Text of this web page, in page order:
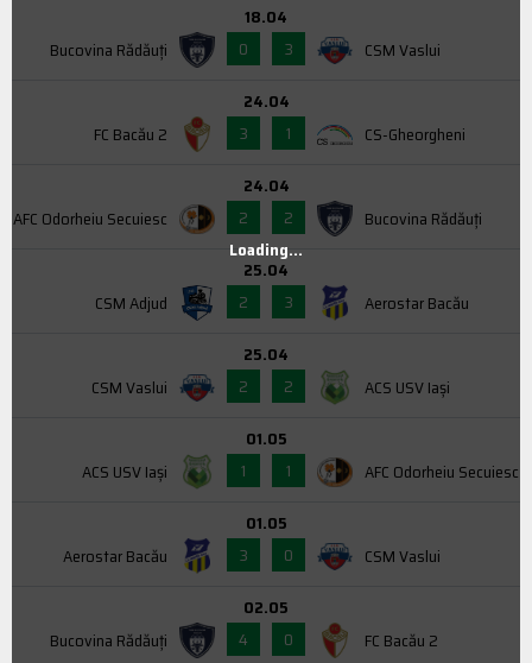
Bucovina Rădăuți
18.04
0
3 CSM Vaslui
FC Bacău 2
24.04
3
1 CS-Gheorgheni
AFC Odorheiu Secuiesc
24.04
2
2 Bucovina Rădăuți
CSM Adjud
25.04
2
3 Aerostar Bacău
CSM Vaslui
25.04
2
2 ACS USV Iaşi
ACS USV Iaşi
01.05
1
1 AFC Odorheiu Secuiesc
Aerostar Bacău
01.05
3
0 CSM Vaslui
Bucovina Rădăuți
02.05
4
0 FC Bacău 2
Loading...